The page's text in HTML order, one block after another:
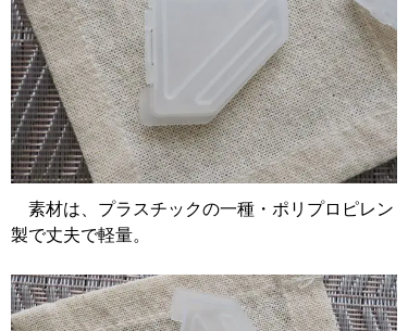
素材は、プラスチックの一種・ポリプロピレン
製で丈夫で軽量。